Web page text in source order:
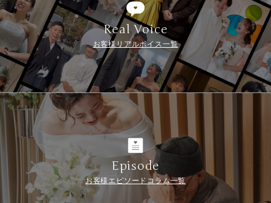
Real Voice
お客様リアルボイス一覧
Episode
お客様エピソードコラム一覧